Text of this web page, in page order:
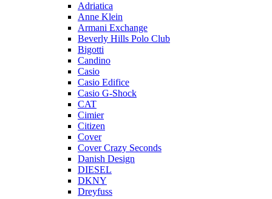
Adriatica
Anne Klein
Armani Exchange
Beverly Hills Polo Club
Bigotti
Candino
Casio
Casio Edifice
Casio G-Shock
CAT
Cimier
Citizen
Cover
Cover Crazy Seconds
Danish Design
DIESEL
DKNY
Dreyfuss